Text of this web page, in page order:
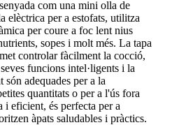
com una mini olla de
elèctrica per a estofats, utilitza
per coure a foc lent nius
sopes i molt més. La tapa
controlar fàcilment la cocció,
funcions intel·ligents i la
són adequades per a la
quantitats o per a l'ús fora
i eficient, és perfecta per a
àpats saludables i pràctics.